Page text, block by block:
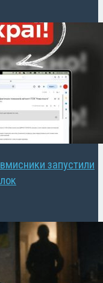
запустили